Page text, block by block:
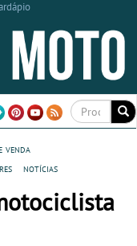
venda
notícias